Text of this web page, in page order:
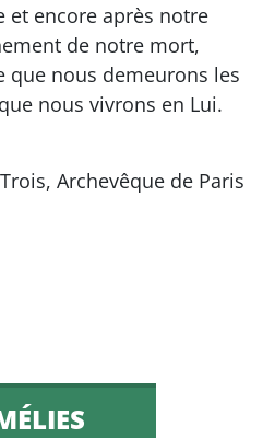
et encore après notre
de notre mort,
que nous demeurons les
nous vivrons en Lui.
Archevêque de Paris